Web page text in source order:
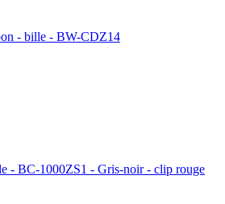
- bille - BW-CDZ14
- BC-1000ZS1 - Gris-noir - clip rouge